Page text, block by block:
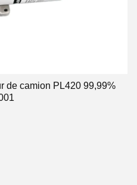
de camion PL420 99,99%